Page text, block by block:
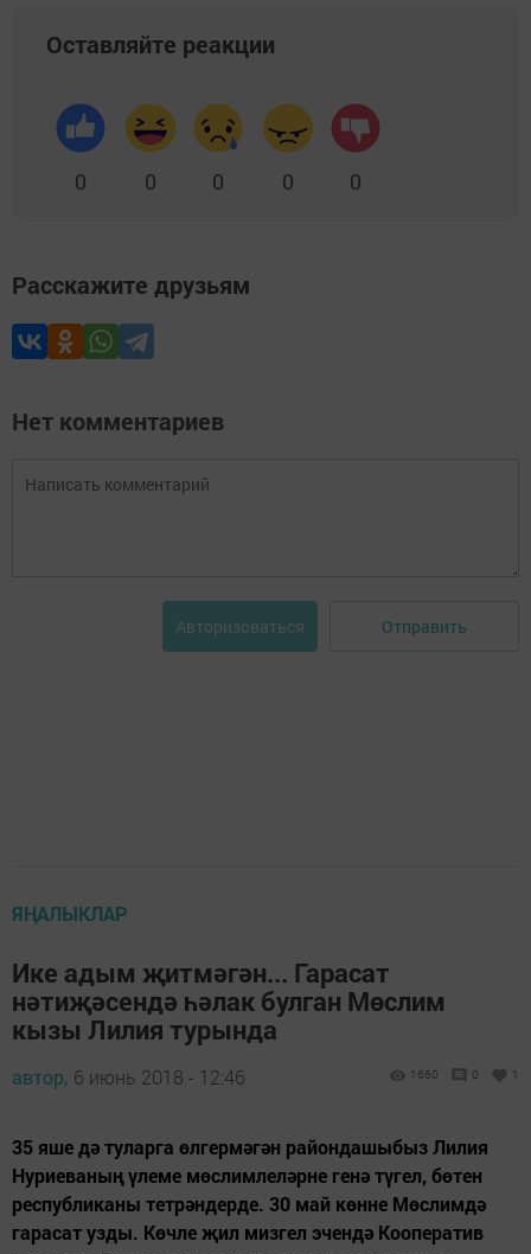
Оставляйте реакции
0 0 0 0 0
Расскажите друзьям
Нет комментариев
Авторизоваться Отправить
ЯҢАЛЫКЛАР
Ике адым җитмәгән... Гарасат
нәтиҗәсендә һәлак булган Мөслим
кызы Лилия турында
автор, 6 июнь 2018 - 12:46 1660 0 1
35 яше дә туларга өлгермәгән райондашыбыз Лилия
Нуриеваның үлеме мөслимлеләрне генә түгел, бөтен
республиканы тетрәндерде. 30 май көнне Мөслимдә
гарасат узды. Көчле җил мизгел эчендә Кооператив